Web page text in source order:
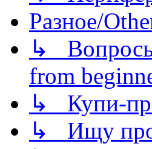
Разное/
↳ Вопросы
from
↳ Купи-
↳ Ищу